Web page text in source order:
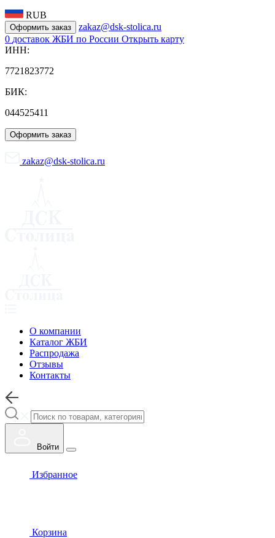
RUB
Оформить заказ
zakaz@dsk-stolica.ru
0 доставок ЖБИ по России Открыть карту
ИНН:
7721823772
БИК:
044525411
Оформить заказ
zakaz@dsk-stolica.ru
О компании
Каталог ЖБИ
Распродажа
Отзывы
Контакты
Войти
Избранное
Корзина